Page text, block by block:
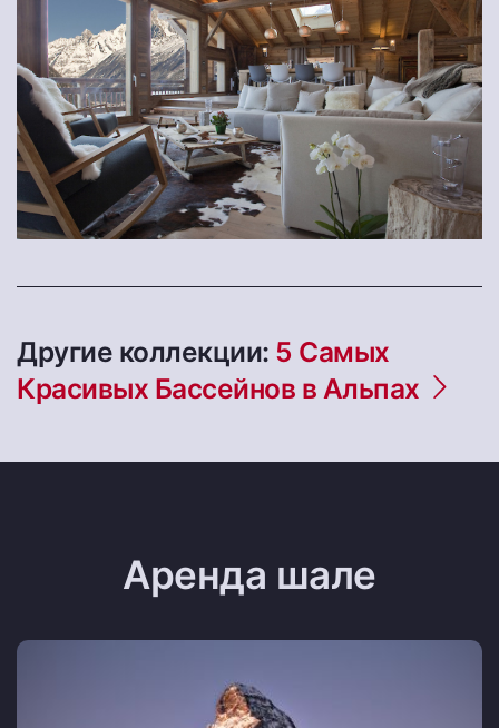
Другие коллекции: 5 Самых
Красивых Бассейнов в Альпах
Аренда шале